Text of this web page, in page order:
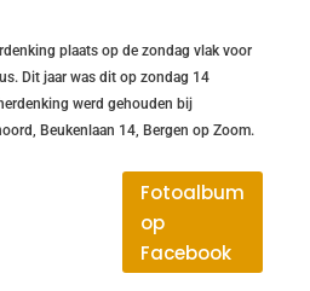
plaats op de zondag vlak voor
Dit jaar was dit op zondag 14
werd gehouden bij
Beukenlaan 14, Bergen op Zoom.
Fotoalbum
op
Facebook